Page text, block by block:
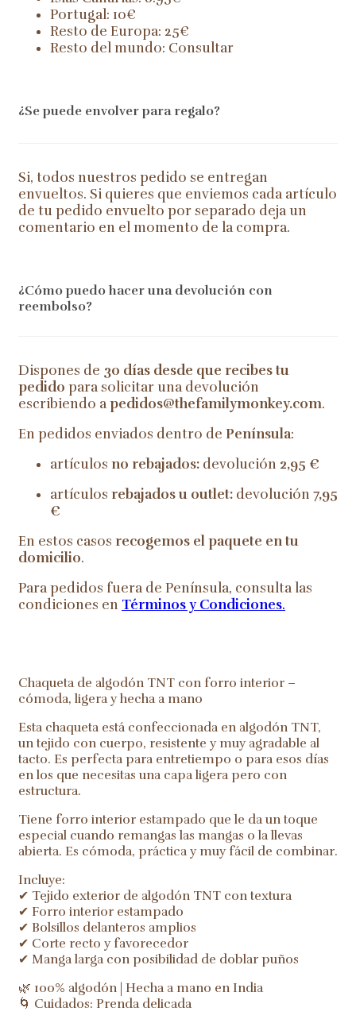
Portugal: 10€
Resto de Europa: 25€
Resto del mundo: Consultar
¿Se puede envolver para regalo?
Si, todos nuestros pedido se entregan
envueltos. Si quieres que enviemos cada artículo
de tu pedido envuelto por separado deja un
comentario en el momento de la compra.
¿Cómo puedo hacer una devolución con
reembolso?
Dispones de 30 días desde que recibes tu
pedido para solicitar una devolución
escribiendo apedidos@thefamilymonkey.com.
En pedidos enviados dentro de Península:
artículos no rebajados: devolución 2,95 €
artículos rebajados u outlet: devolución 7,95
€
En estos casos recogemos el paquete en tu
domicilio.
Para pedidos fuera de Península, consulta las
condiciones en Términos y Condiciones.
Chaqueta de algodón TNT con forro interior –
cómoda, ligera y hecha a mano
Esta chaqueta está confeccionada en algodón TNT,
un tejido con cuerpo, resistente y muy agradable al
tacto. Es perfecta para entretiempo o para esos días
en los que necesitas una capa ligera pero con
estructura.
Tiene forro interior estampado que le da un toque
especial cuando remangas las mangas o la llevas
abierta. Es cómoda, práctica y muy fácil de combinar.
Incluye:
✔ Tejido exterior de algodón TNT con textura
✔ Forro interior estampado
✔ Bolsillos delanteros amplios
✔ Corte recto y favorecedor
✔ Manga larga con posibilidad de doblar puños
🌿 100% algodón | Hecha a mano en India
🌀 Cuidados: Prenda delicada